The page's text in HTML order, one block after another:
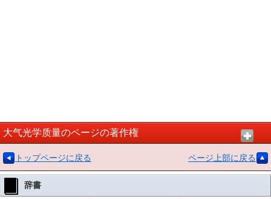
大气光学质量のページの著作権
トップページに戻る ページ上部に戻る
辞書